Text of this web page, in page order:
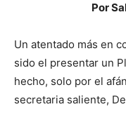
Por
Un atentado más en
sido el presentar un
hecho, solo por el
secretaria saliente,